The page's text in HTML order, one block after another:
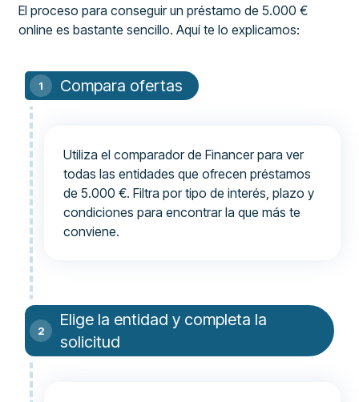
El proceso para conseguir un préstamo de 5.000 €
online es bastante sencillo. Aquí te lo explicamos:
Compara ofertas
Utiliza el comparador de Financer para ver
todas las entidades que ofrecen préstamos
de 5.000 €. Filtra por tipo de interés, plazo y
condiciones para encontrar la que más te
conviene.
Elige la entidad y completa la
solicitud